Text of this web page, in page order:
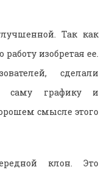
Так как
изобретая ее.
сделали
саму графику и
смысле этого
клон. Это